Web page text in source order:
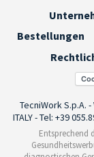
Bestellungen
TecniWork S.p.A.
ITALY - Tel: +39
Entsprechend